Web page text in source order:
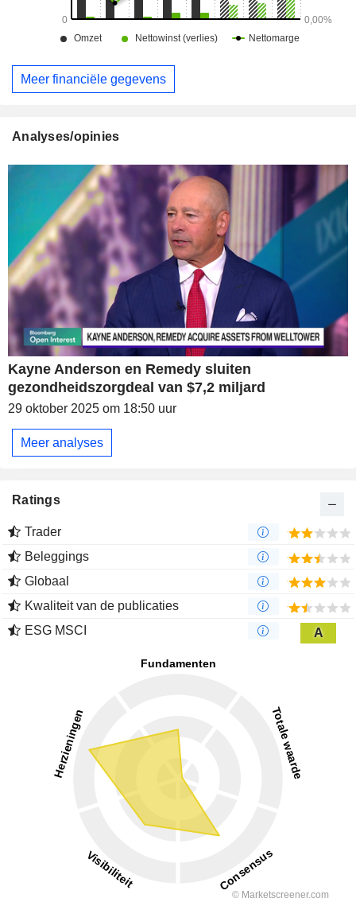
Meer financiële gegevens
Analyses/opinies
Kayne Anderson en Remedy sluiten
gezondheidszorgdeal van $7,2 miljard
29 oktober 2025 om 18:50 uur
Meer analyses
Ratings
Trader
Beleggings
Globaal
Kwaliteit van de publicaties
ESG MSCI
A